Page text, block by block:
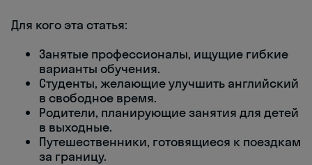
Для кого эта статья:
Занятые профессионалы, ищущие гибкие
варианты обучения.
Студенты, желающие улучшить английский
в свободное время.
Родители, планирующие занятия для детей
в выходные.
Путешественники, готовящиеся к поездкам
за границу.